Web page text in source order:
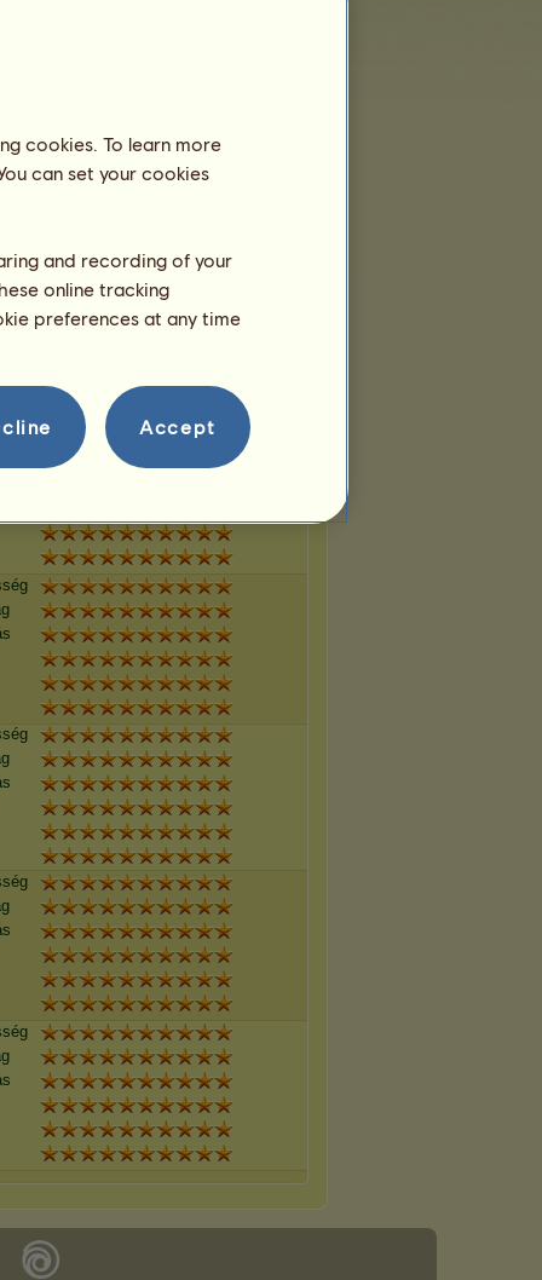
cookies. To learn more
can set your cookies
and recording of your
online tracking
preferences at any time
Accept